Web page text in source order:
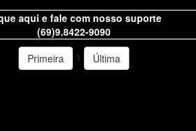
aqui e fale com nosso suporte
(69)9.8422-9090
Primeira
1 Última